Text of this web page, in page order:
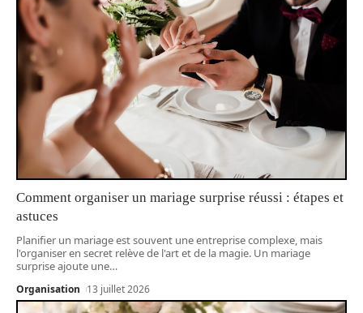
Comment organiser un mariage surprise réussi : étapes et
astuces
Planifier un mariage est souvent une entreprise complexe, mais
l'organiser en secret relève de l'art et de la magie. Un mariage
surprise ajoute une…
Organisation 13 juillet 2026